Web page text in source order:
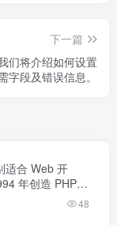
下一篇
们将介绍如何设置
字段及错误信息。
适合 Web 开
年创造 PHP，
。如今 PHP 驱
48